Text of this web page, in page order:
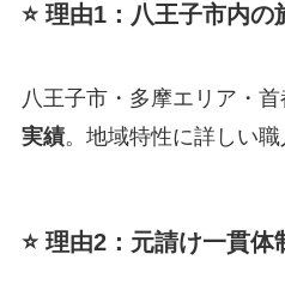
⭐ 理由1：八王子市内の
八王子市・多摩エリア・
実績。地域特性に詳しい職
⭐ 理由2：元請け一貫